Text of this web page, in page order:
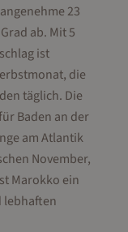
23
ab. Mit 5
ist
die
täglich. Die
Baden an der
am Atlantik
November,
Marokko ein
lebhaften